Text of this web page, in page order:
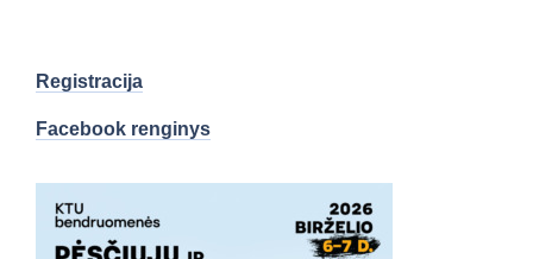
Registracija
Facebook renginys